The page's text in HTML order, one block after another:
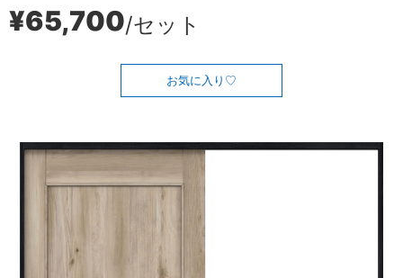
¥65,700/セット
お気に入り